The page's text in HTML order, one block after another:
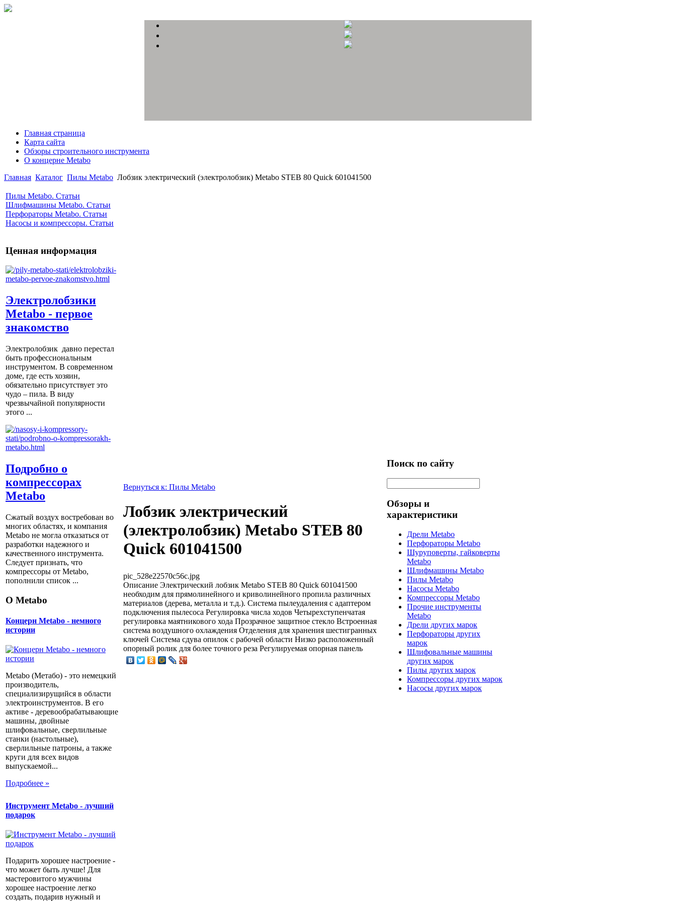
Главная страница
Карта сайта
Обзоры строительного инструмента
О концерне Metabo
Главная Каталог Пилы Metabo Лобзик электрический (электролобзик) Metabo STEB 80 Quick 601041500
Пилы Metabo. Статьи
Шлифмашины Metabo. Статьи
Перфораторы Metabo. Статьи
Насосы и компрессоры. Статьи
Ценная информация
Электролобзики
Metabo - первое
знакомство
Электролобзик давно перестал
быть профессиональным
инструментом. В современном
доме, где есть хозяин,
обязательно присутствует это
чудо – пила. В виду
чрезвычайной популярности
этого ...
Подробно о
компрессорах
Metabo
Сжатый воздух востребован во
многих областях, и компания
Metabo не могла отказаться от
разработки надежного и
качественного инструмента.
Следует признать, что
компрессоры от Metabо,
пополнили список ...
О Metabo
Концерн Metabo - немного
истории
Metabo (Метабо) - это немецкий
производитель,
специализирущийся в области
электроинструментов. В его
активе - деревообрабатывающие
машины, двойные
шлифовальные, сверлильные
станки (настольные),
сверлильные патроны, а также
круги для всех видов
выпускаемой...
Подробнее »
Инструмент Metabo - лучший
подарок
Подарить хорошее настроение -
что может быть лучше! Для
мастеровитого мужчины
хорошее настроение легко
создать, подарив нужный и
Вернуться к: Пилы Metabo
Лобзик электрический
(электролобзик) Metabo STEB 80
Quick 601041500
pic_528e22570c56c.jpg
Описание Электрический лобзик Metabo STEB 80 Quick 601041500
необходим для прямолинейного и криволинейного пропила различных
материалов (дерева, металла и т.д.). Система пылеудаления с адаптером
подключения пылесоса Регулировка числа ходов Четырехступенчатая
регулировка маятникового хода Прозрачное защитное стекло Встроенная
система воздушного охлаждения Отделения для хранения шестигранных
ключей Система сдува опилок с рабочей области Низко расположенный
опорный ролик для более точного реза Регулируемая опорная панель
Поиск по сайту
Обзоры и
характеристики
Дрели Metabo
Перфораторы Metabo
Шуруповерты, гайковерты
Metabo
Шлифмашины Metabo
Пилы Metabo
Насосы Metabo
Компрессоры Metabo
Прочие инструменты
Metabo
Дрели других марок
Перфораторы других
марок
Шлифовальные машины
других марок
Пилы других марок
Компрессоры других марок
Насосы других марок